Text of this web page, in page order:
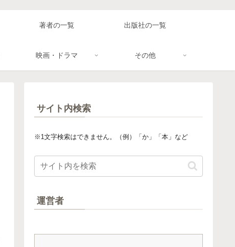
著者の一覧 出版社の一覧
映画・ドラマ その他
サイト内検索
※1文字検索はできません。（例）「か」「本」など
運営者